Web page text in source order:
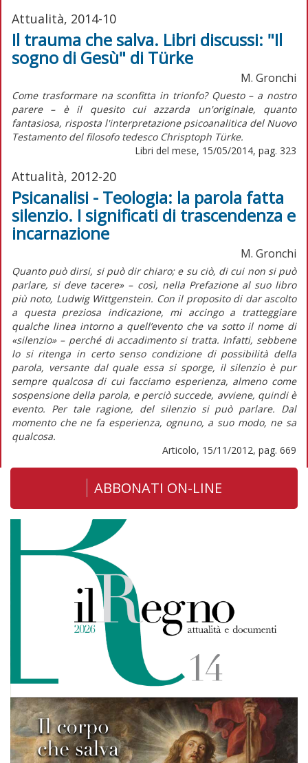
Attualità, 2014-10
Il trauma che salva. Libri discussi: "Il
sogno di Gesù" di Türke
M. Gronchi
Come trasformare na sconfitta in trionfo? Questo – a nostro
parere – è il quesito cui azzarda un'originale, quanto
fantasiosa, risposta l'interpretazione psicoanalitica del Nuovo
Testamento del filosofo tedesco Chrisptoph Türke.
Libri del mese, 15/05/2014, pag. 323
Attualità, 2012-20
Psicanalisi - Teologia: la parola fatta
silenzio. I significati di trascendenza e
incarnazione
M. Gronchi
Quanto può dirsi, si può dir chiaro; e su ciò, di cui non si può
parlare, si deve tacere» – così, nella Prefazione al suo libro
più noto, Ludwig Wittgenstein. Con il proposito di dar ascolto
a questa preziosa indicazione, mi accingo a tratteggiare
qualche linea intorno a quell’evento che va sotto il nome di
«silenzio» – perché di accadimento si tratta. Infatti, sebbene
lo si ritenga in certo senso condizione di possibilità della
parola, versante dal quale essa si sporge, il silenzio è pur
sempre qualcosa di cui facciamo esperienza, almeno come
sospensione della parola, e perciò succede, avviene, quindi è
evento. Per tale ragione, del silenzio si può parlare. Dal
momento che ne fa esperienza, ognuno, a suo modo, ne sa
qualcosa.
Articolo, 15/11/2012, pag. 669
ABBONATI ON-LINE